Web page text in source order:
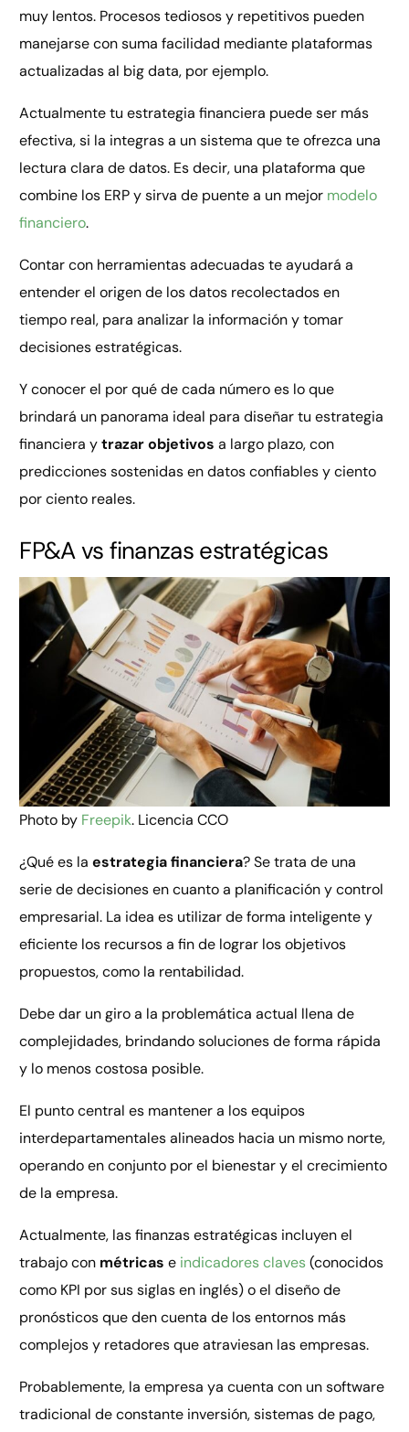
muy lentos. Procesos tediosos y repetitivos pueden
manejarse con suma facilidad mediante plataformas
actualizadas al big data, por ejemplo.
Actualmente tu estrategia financiera puede ser más
efectiva, si la integras a un sistema que te ofrezca una
lectura clara de datos. Es decir, una plataforma que
combine los ERP y sirva de puente a un mejor modelo
financiero.
Contar con herramientas adecuadas te ayudará a
entender el origen de los datos recolectados en
tiempo real, para analizar la información y tomar
decisiones estratégicas.
Y conocer el por qué de cada número es lo que
brindará un panorama ideal para diseñar tu estrategia
financiera ytrazar objetivos a largo plazo, con
predicciones sostenidas en datos confiables y ciento
por ciento reales.
FP&A vs finanzas estratégicas
Photo by Freepik. Licencia CCO
¿Qué es laestrategia financiera? Se trata de una
serie de decisiones en cuanto a planificación y control
empresarial. La idea es utilizar de forma inteligente y
eficiente los recursos a fin de lograr los objetivos
propuestos, como la rentabilidad.
Debe dar un giro a la problemática actual llena de
complejidades, brindando soluciones de forma rápida
y lo menos costosa posible.
El punto central es mantener a los equipos
interdepartamentales alineados hacia un mismo norte,
operando en conjunto por el bienestar y el crecimiento
de la empresa.
Actualmente, las finanzas estratégicas incluyen el
trabajo con métricas e indicadores claves(conocidos
como KPI por sus siglas en inglés) o el diseño de
pronósticos que den cuenta de los entornos más
complejos y retadores que atraviesan las empresas.
Probablemente, la empresa ya cuenta con un software
tradicional de constante inversión, sistemas de pago,